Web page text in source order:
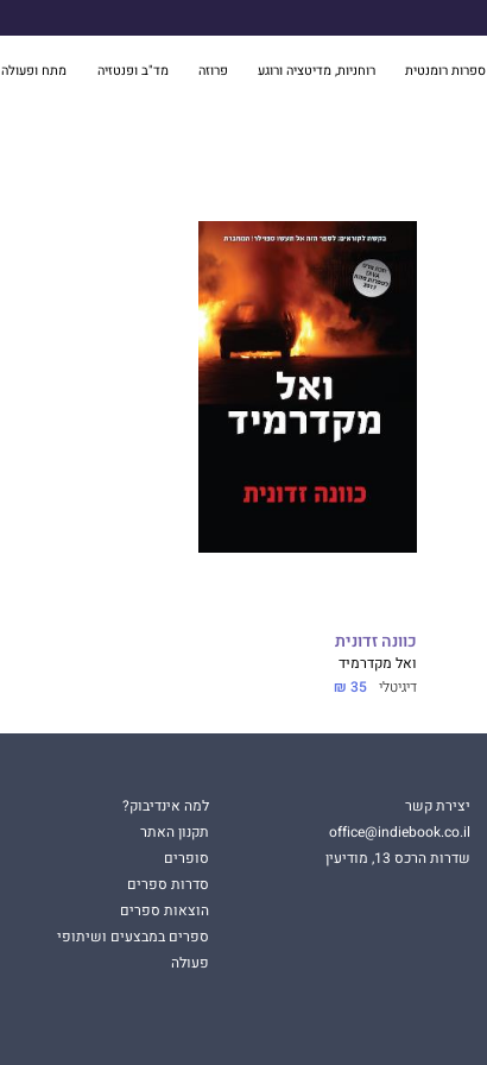
ספרות רומנטית רוחניות, מדיטציה ורוגע פרוזה מד"ב ופנטזיה מתח ופעולה
כוונה זדונית
ואל מקדרמיד
דיגיטלי 35 ₪
יצירת קשר
office@indiebook.co.il
שדרות הרכס 13, מודיעין
למה אינדיבוק?
תקנון האתר
סופרים
סדרות ספרים
הוצאות ספרים
ספרים במבצעים ושיתופי
פעולה